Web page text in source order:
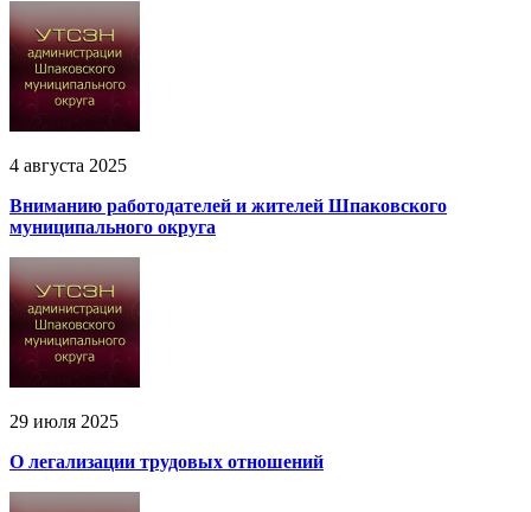
4 августа 2025
Вниманию работодателей и жителей Шпаковского
муниципального округа
29 июля 2025
О легализации трудовых отношений